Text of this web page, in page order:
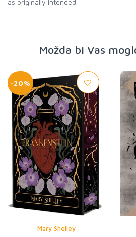
as originally intended.
Možda bi Vas
-20%
Mary Shelley